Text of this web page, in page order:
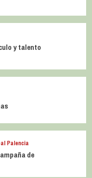
y talento
Palencia
de